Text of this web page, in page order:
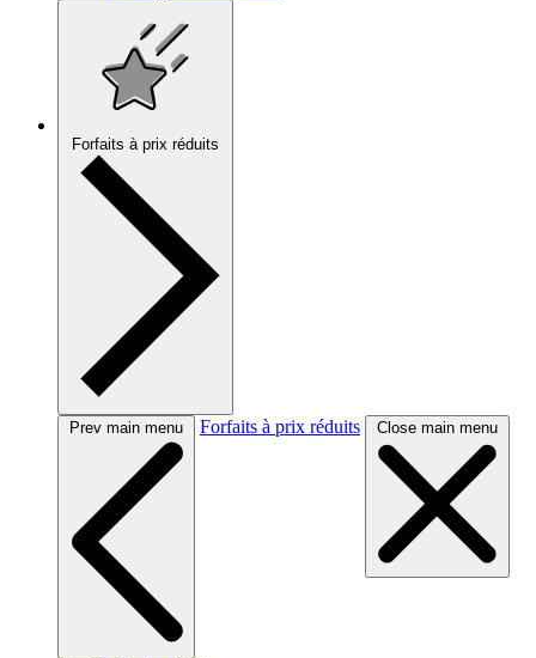
Forfaits à prix réduits
Prev main menu Forfaits à prix réduits Close main menu